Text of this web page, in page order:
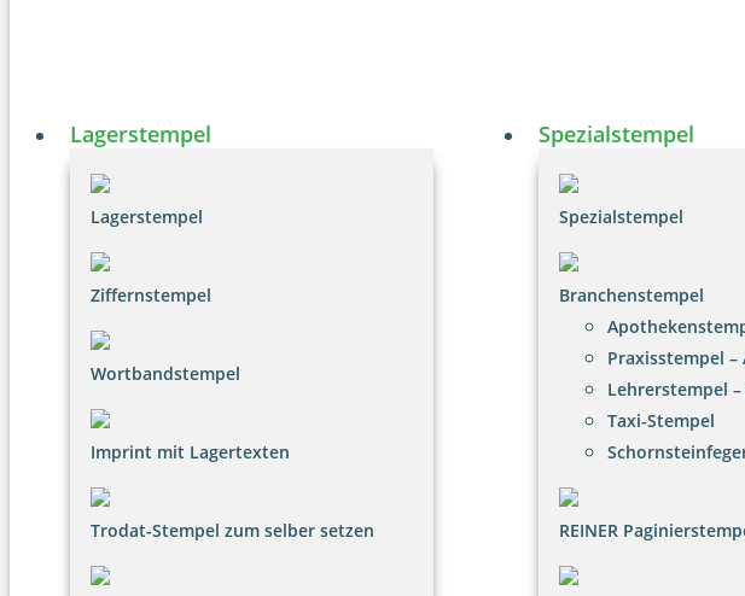
Lagerstempel
Lagerstempel
Ziffernstempel
Wortbandstempel
Imprint mit Lagertexten
Trodat-Stempel zum selber setzen
Spezialstempel
Spezialstempel
Branchenstempel
Praxisstempel
Lehrerstempel
Taxi-Stempel
REINER